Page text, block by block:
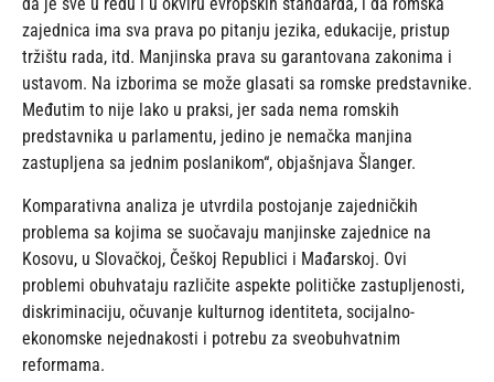
da je sve u redu i u okviru evropskih standarda, i da romska
zajednica ima sva prava po pitanju jezika, edukacije, pristup
tržištu rada, itd. Manjinska prava su garantovana zakonima i
ustavom. Na izborima se može glasati sa romske predstavnike.
Međutim to nije lako u praksi, jer sada nema romskih
predstavnika u parlamentu, jedino je nemačka manjina
zastupljena sa jednim poslanikom“, objašnjava Šlanger.
Komparativna analiza je utvrdila postojanje zajedničkih
problema sa kojima se suočavaju manjinske zajednice na
Kosovu, u Slovačkoj, Češkoj Republici i Mađarskoj. Ovi
problemi obuhvataju različite aspekte političke zastupljenosti,
diskriminaciju, očuvanje kulturnog identiteta, socijalno-
ekonomske nejednakosti i potrebu za sveobuhvatnim
reformama.